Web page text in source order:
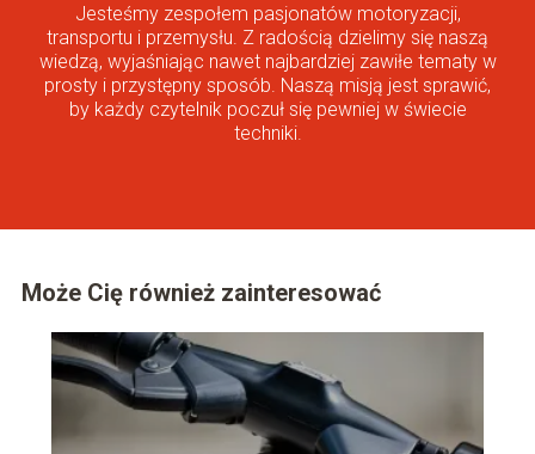
Jesteśmy zespołem pasjonatów motoryzacji,
transportu i przemysłu. Z radością dzielimy się naszą
wiedzą, wyjaśniając nawet najbardziej zawiłe tematy w
prosty i przystępny sposób. Naszą misją jest sprawić,
by każdy czytelnik poczuł się pewniej w świecie
techniki.
Może Cię również zainteresować